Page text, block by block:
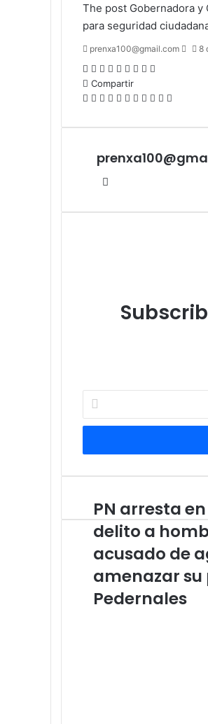
The post Gobernadora
para seguridad
prenxa100@gmail.com
Send
8
Facebook
X LinkedIn
Tumblr
Pinterest
Reddit
VKontakte
Odnoklassniki
Compartir
Facebook
X LinkedIn
Tumblr
Pinterest
Reddit
VKontakte
Odnoklassniki
Pocket
Compartir
correo
correo
PN
arresta
en
flagrante
delito
a
hombre
armado
PN arresta
delito a
acusado de
amenazar su
Pedernales